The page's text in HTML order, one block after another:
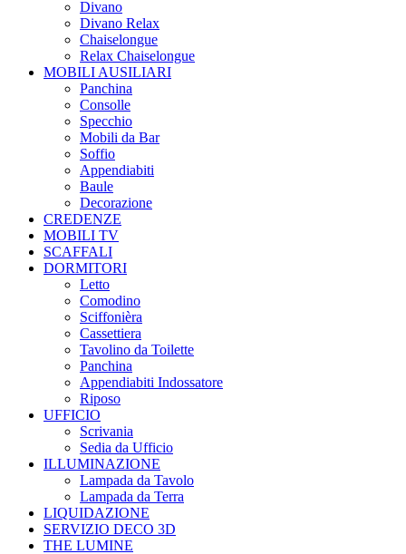
Divano
Divano Relax
Chaiselongue
Relax Chaiselongue
MOBILI AUSILIARI
Panchina
Consolle
Specchio
Mobili da Bar
Soffio
Appendiabiti
Baule
Decorazione
CREDENZE
MOBILI TV
SCAFFALI
DORMITORI
Letto
Comodino
Sciffonièra
Cassettiera
Tavolino da Toilette
Panchina
Appendiabiti Indossatore
Riposo
UFFICIO
Scrivania
Sedia da Ufficio
ILLUMINAZIONE
Lampada da Tavolo
Lampada da Terra
LIQUIDAZIONE
SERVIZIO DECO 3D
THE LUMINE